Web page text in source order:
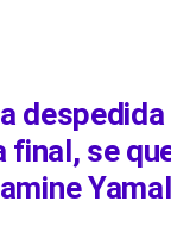
final, se
Yamal